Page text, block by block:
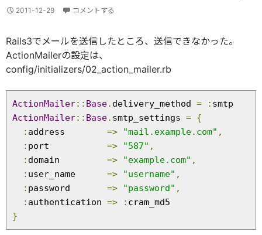
2011-12-29 コメントする
Rails3でメールを送信したところ、送信できなかった。
ActionMailerの設定は、
config/initializers/02_action_mailer.rb
ActionMailer:: Base. delivery_method = :
ActionMailer:: Base. smtp_settings = {
: address => "mail.example.com" ,
: port => "587" ,
: domain => "example.com" ,
: user_name => "username" ,
: password => "password" ,
: authentication => :
}